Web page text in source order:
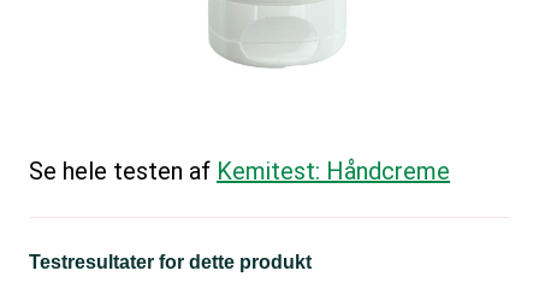
Se hele testen af Kemitest: Håndcreme
Testresultater for dette produkt